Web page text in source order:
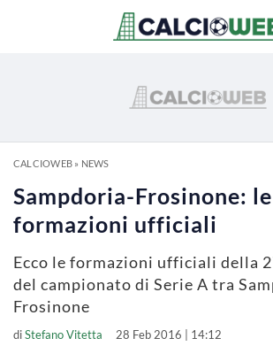
CALCIOWEB» NEWS
Sampdoria-Frosinone: le
formazioni ufficiali
Ecco le formazioni ufficiali della
del campionato di Serie A tra
Frosinone
diStefano Vitetta 28 Feb 2016 | 14:12